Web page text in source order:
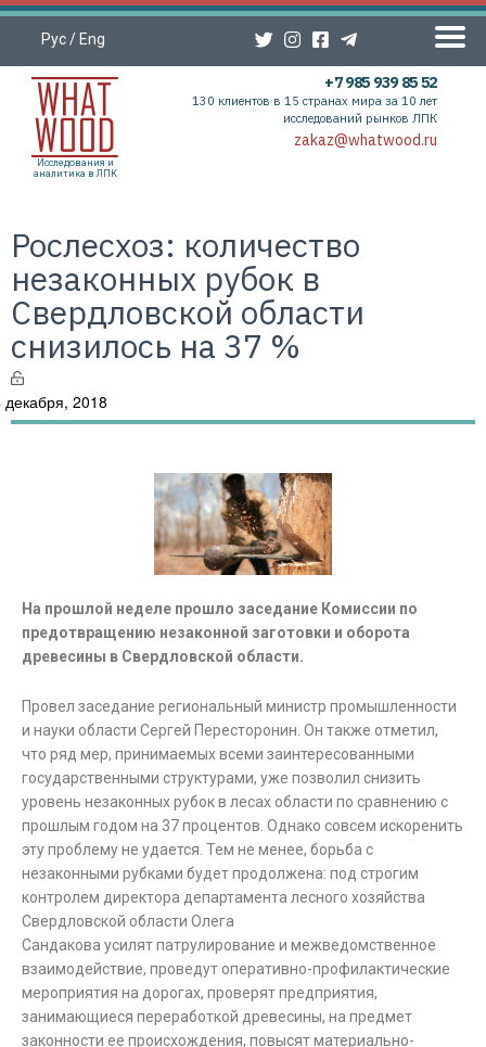
Рус/ Eng
Исследования и
аналитика в ЛПК
+7 985 939 85 52
130 клиентов в 15 странах мира за 10 лет
исследований рынков ЛПК
zakaz@whatwood.ru
Рослесхоз: количество
незаконных рубок в
Свердловской области
снизилось на 37 %
декабря, 2018
На прошлой неделе прошло заседание Комиссии по
предотвращению незаконной заготовки и оборота
древесины в Свердловской области.
Провел заседание региональный министр промышленности
и науки области Сергей Пересторонин. Он также отметил,
что ряд мер, принимаемых всеми заинтересованными
государственными структурами, уже позволил снизить
уровень незаконных рубок в лесах области по сравнению с
прошлым годом на 37 процентов. Однако совсем искоренить
эту проблему не удается. Тем не менее, борьба с
незаконными рубками будет продолжена: под строгим
контролем директора департамента лесного хозяйства
Свердловской области Олега
Сандакова усилят патрулирование и межведомственное
взаимодействие, проведут оперативно-профилактические
мероприятия на дорогах, проверят предприятия,
занимающиеся переработкой древесины, на предмет
законности ее происхождения, повысят материально-